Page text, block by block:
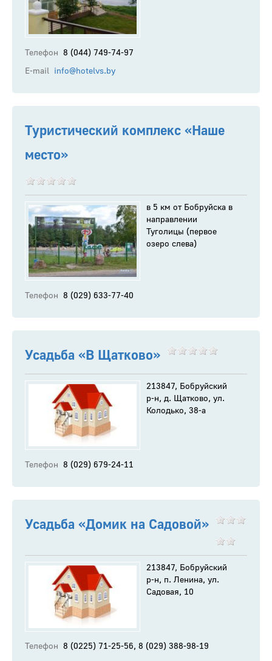
Телефон 8 (044) 749-74-97
E-mail info@hotelvs.by
Туристический комплекс «Наше
место»
в 5 км от Бобруйска в
направлении
Туголицы (первое
озеро слева)
Телефон 8 (029) 633-77-40
Усадьба «В Щатково»
213847, Бобруйский
р-н, д. Щатково, ул.
Колодько, 38-а
Телефон 8 (029) 679-24-11
Усадьба «Домик на Садовой»
213847, Бобруйский
р-н, п. Ленина, ул.
Садовая, 10
Телефон 8 (0225) 71-25-56, 8 (029) 388-98-19